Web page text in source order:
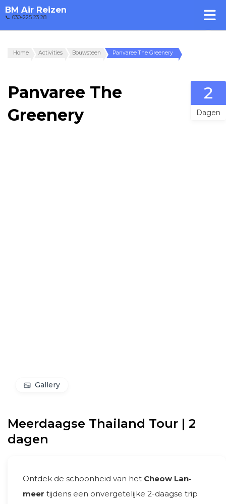
BM Air Reizen
📞 030-225 23 28
Home Activities Bouwsteen Panvaree The Greenery
Panvaree The
Greenery
2
Dagen
Gallery
Meerdaagse Thailand Tour | 2
dagen
Ontdek de schoonheid van het Cheow Lan-
meer tijdens een onvergetelijke 2-daagse trip